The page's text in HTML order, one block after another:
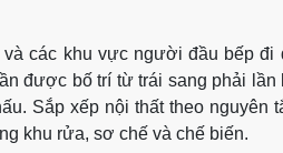
các khu vực người đầu bếp đi
được bố trí từ trái sang phải
Sắp xếp nội thất theo nguyên
khu rửa, sơ chế và chế biến.